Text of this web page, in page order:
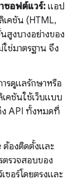
ซอฟต์แวร์: แอป
เคชัน (HTML,
สูงบางอย่างของ
ช่มาตรฐาน จึง
รดูแลรักษาหรือ
คชันใช้เว็บแบบ
ง API ทั้งหมดที่
องติดตั้งและ
ตรวจสอบของ
ซอร์โดยตรงและ